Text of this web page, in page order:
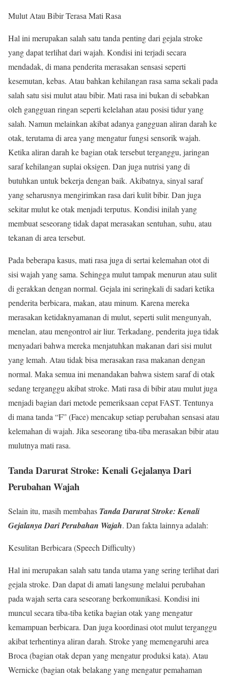
Mulut Atau Bibir Terasa Mati Rasa
Hal ini merupakan salah satu tanda penting dari gejala stroke
yang dapat terlihat dari wajah. Kondisi ini terjadi secara
mendadak, di mana penderita merasakan sensasi seperti
kesemutan, kebas. Atau bahkan kehilangan rasa sama sekali pada
salah satu sisi mulut atau bibir. Mati rasa ini bukan di sebabkan
oleh gangguan ringan seperti kelelahan atau posisi tidur yang
salah. Namun melainkan akibat adanya gangguan aliran darah ke
otak, terutama di area yang mengatur fungsi sensorik wajah.
Ketika aliran darah ke bagian otak tersebut terganggu, jaringan
saraf kehilangan suplai oksigen. Dan juga nutrisi yang di
butuhkan untuk bekerja dengan baik. Akibatnya, sinyal saraf
yang seharusnya mengirimkan rasa dari kulit bibir. Dan juga
sekitar mulut ke otak menjadi terputus. Kondisi inilah yang
membuat seseorang tidak dapat merasakan sentuhan, suhu, atau
tekanan di area tersebut.
Pada beberapa kasus, mati rasa juga di sertai kelemahan otot di
sisi wajah yang sama. Sehingga mulut tampak menurun atau sulit
di gerakkan dengan normal. Gejala ini seringkali di sadari ketika
penderita berbicara, makan, atau minum. Karena mereka
merasakan ketidaknyamanan di mulut, seperti sulit mengunyah,
menelan, atau mengontrol air liur. Terkadang, penderita juga tidak
menyadari bahwa mereka menjatuhkan makanan dari sisi mulut
yang lemah. Atau tidak bisa merasakan rasa makanan dengan
normal. Maka semua ini menandakan bahwa sistem saraf di otak
sedang terganggu akibat stroke. Mati rasa di bibir atau mulut juga
menjadi bagian dari metode pemeriksaan cepat FAST. Tentunya
di mana tanda “F” (Face) mencakup setiap perubahan sensasi atau
kelemahan di wajah. Jika seseorang tiba-tiba merasakan bibir atau
mulutnya mati rasa.
Tanda Darurat Stroke: Kenali Gejalanya Dari
Perubahan Wajah
Selain itu, masih membahas Tanda Darurat Stroke: Kenali
Gejalanya Dari Perubahan Wajah. Dan fakta lainnya adalah:
Kesulitan Berbicara (Speech Difficulty)
Hal ini merupakan salah satu tanda utama yang sering terlihat dari
gejala stroke. Dan dapat di amati langsung melalui perubahan
pada wajah serta cara seseorang berkomunikasi. Kondisi ini
muncul secara tiba-tiba ketika bagian otak yang mengatur
kemampuan berbicara. Dan juga koordinasi otot mulut terganggu
akibat terhentinya aliran darah. Stroke yang memengaruhi area
Broca (bagian otak depan yang mengatur produksi kata). Atau
Wernicke (bagian otak belakang yang mengatur pemahaman